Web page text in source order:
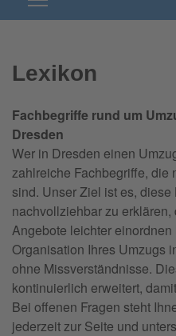
Lexikon
Fachbegriffe rund um
Dresden
Wer in Dresden einen
zahlreiche Fachbegriffe, die
sind. Unser Ziel ist es,
nachvollziehbar zu
Angebote leichter
Organisation Ihres Umzugs
ohne Missverständnisse.
kontinuierlich erweitert,
Bei offenen Fragen steht
jederzeit zur Seite und